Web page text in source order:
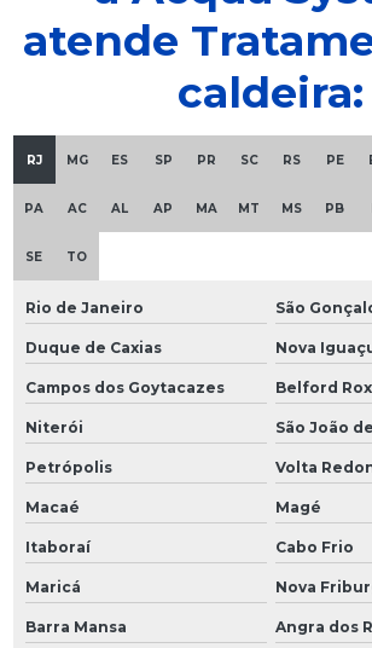
atende
caldeira:
RJ MG ES SP PR SC RS PE
PA AC AL AP MA MT MS PB
SE TO
Rio de Janeiro São
Duque de Caxias Nova
Campos dos Goytacazes Belford
Niterói São João
Petrópolis Volta
Macaé Magé
Itaboraí Cabo Frio
Maricá Nova
Barra Mansa Angra dos